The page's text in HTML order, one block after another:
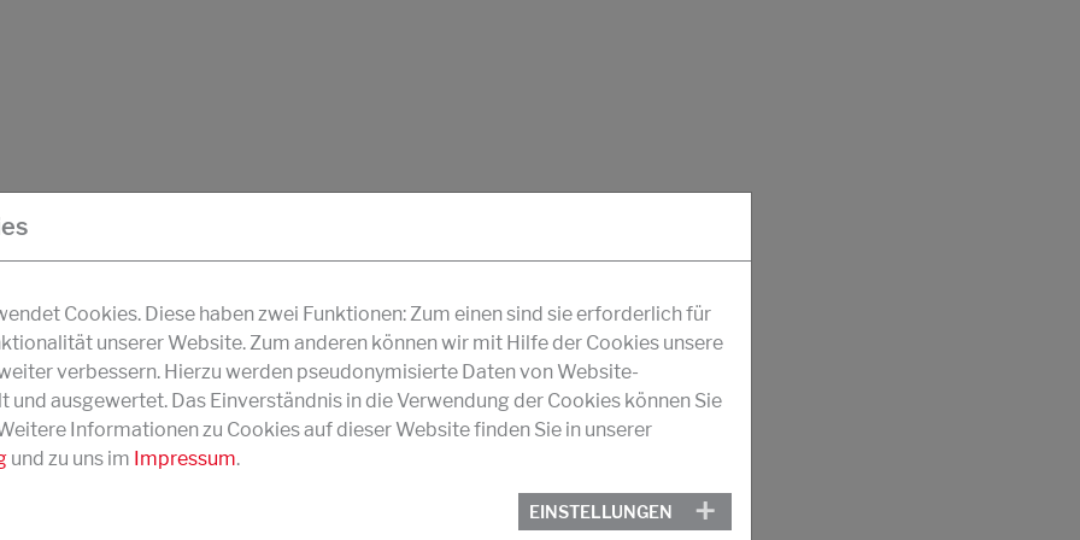
stabil)
Cookies. Diese haben zwei Funktionen: Zum einen sind sie erforderlich für
unserer Website. Zum anderen können wir mit Hilfe der Cookies unsere
verbessern. Hierzu werden pseudonymisierte Daten von Website-
und ausgewertet. Das Einverständnis in die Verwendung der Cookies können Sie
Informationen zu Cookies auf dieser Website finden Sie in unserer
und zu uns im Impressum.
EINSTELLUNGEN